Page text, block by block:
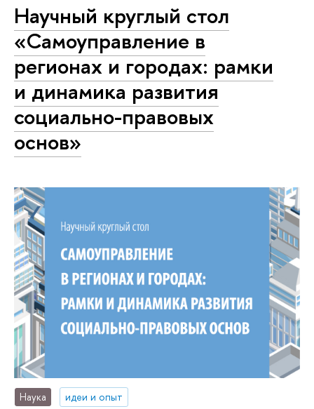
Научный круглый стол
«Самоуправление в
регионах и городах: рамки
и динамика развития
социально-правовых
основ»
Наука идеи и опыт